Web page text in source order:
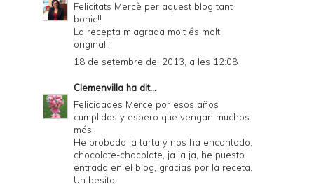
Felicitats Mercè per aquest blog tant
bonic!!
La recepta m'agrada molt és molt
original!!
18 de setembre del 2013, a les 12:08
Clemenvilla ha dit...
Felicidades Merce por esos años
cumplidos y espero que vengan muchos
más.
He probado la tarta y nos ha encantado,
chocolate-chocolate, ja ja ja, he puesto
entrada en el blog, gracias por la receta.
Un besito